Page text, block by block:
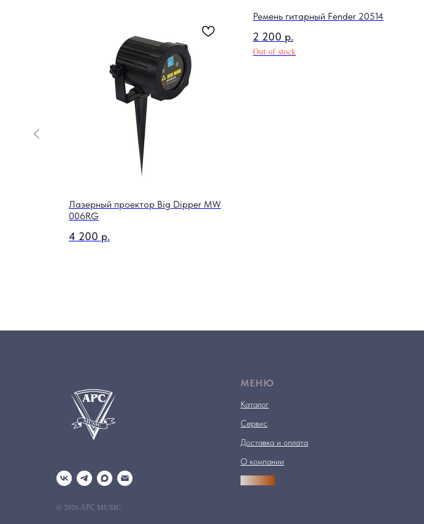
Лазерный проектор Big Dipper MW
006RG
4 200 р.
Ремень гитарный Fender 20514
2 200 р.
Out of stock
© 2026 АРС MUSIC
МЕНЮ
Каталог
Сервис
Доставка и оплата
О компании